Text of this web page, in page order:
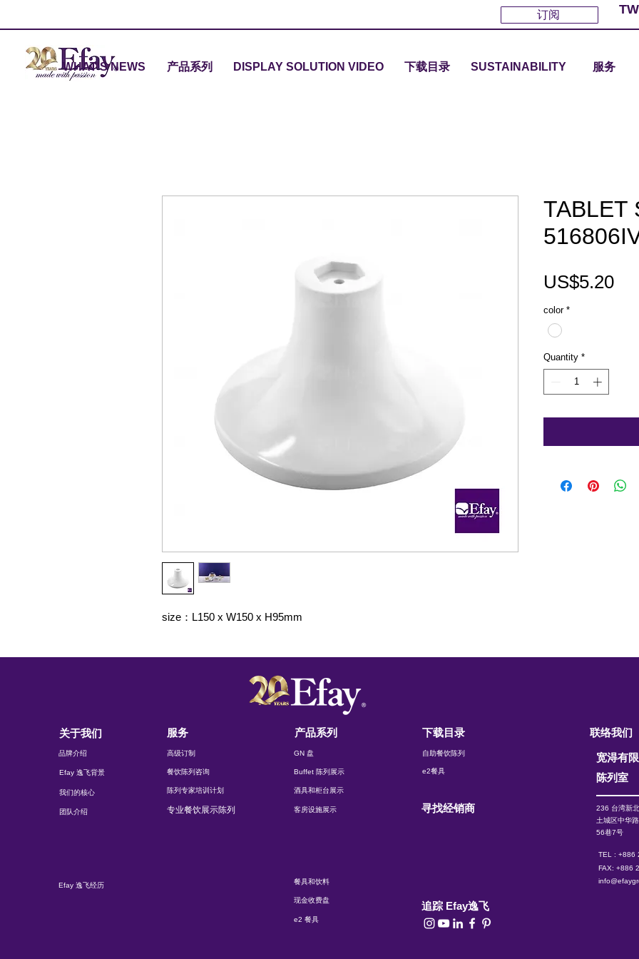
订阅
WHAT'S NEWS 产品系列 DISPLAY SOLUTION VIDEO 下载目录 SUSTAINABILITY 服务
size：L150 x W150 x H95mm
TABLET
US$5.20
color *
Quantity *
关于我们
品牌介绍
Efay 逸飞背景
我们的核心
团队介绍
服务
高级订制
餐饮陈列咨询
陈列专家培训计划
专业餐饮展示陈列
产品系列
GN 盘
Buffet 陈列展示
下载目录
自助餐饮陈列
e2餐具
酒具和柜台展示
客房设施展示 寻找经销商
Efay 逸飞经历 餐具和饮料
现金收费盘
e2 餐具
追踪 Efay逸飞
联络我们
宽淂有
陈列室
236 台湾新
土城区中华
56巷7号
TEL : +886
FAX: +886